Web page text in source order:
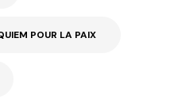
POUR LA PAIX